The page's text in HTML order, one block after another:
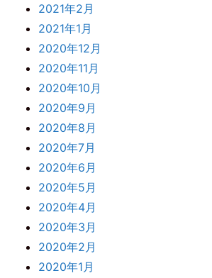
2021年2月
2021年1月
2020年12月
2020年11月
2020年10月
2020年9月
2020年8月
2020年7月
2020年6月
2020年5月
2020年4月
2020年3月
2020年2月
2020年1月